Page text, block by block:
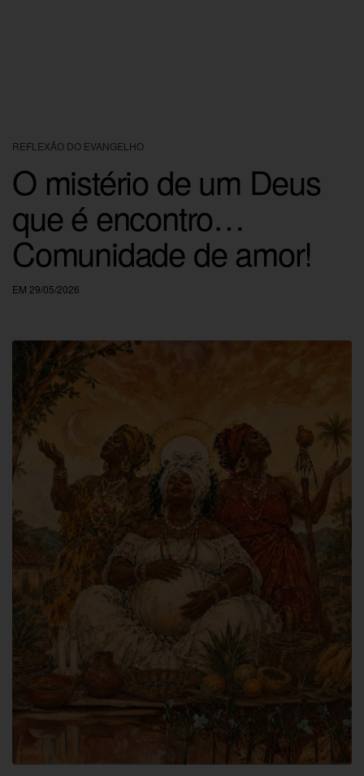
REFLEXÃO DO EVANGELHO
O mistério de um Deus
que é encontro…
Comunidade de amor!
EM 29/05/2026